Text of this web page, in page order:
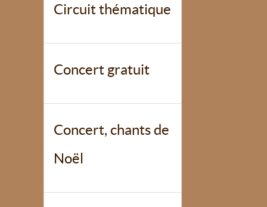
Circuit thématique
Concert gratuit
Concert, chants de
Noël